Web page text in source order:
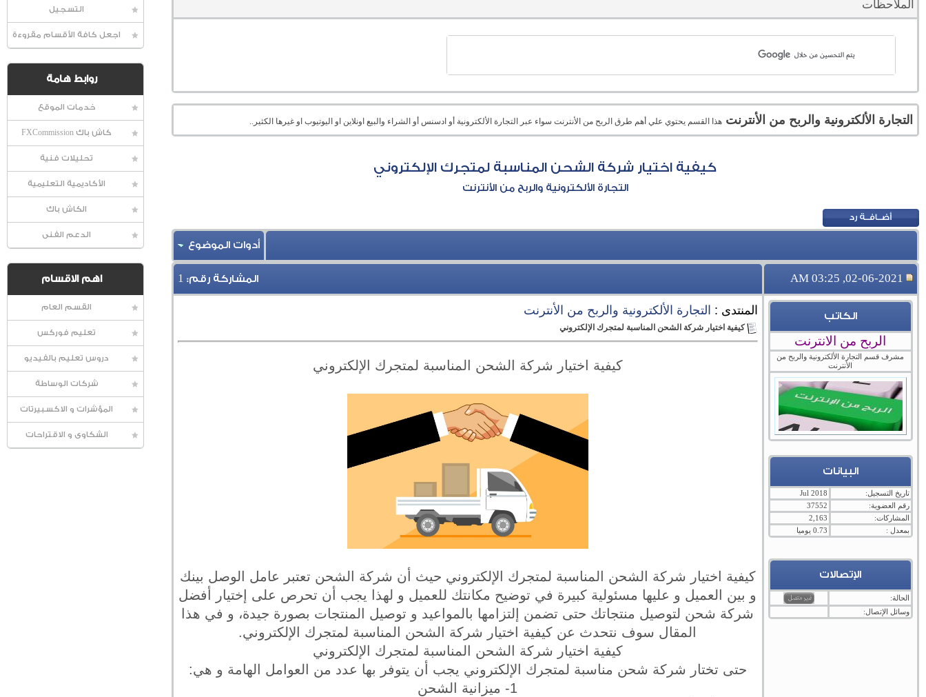
التسجيل
اجعل كافة الأقسام مقروءة
روابط هامة
خدمات الموقع
كاش باك FXCommission
تحليلات فنية
الأكاديمية التعليمية
الكاش باك
الدعم الفنى
اهم الاقسام
القسم العام
تعليم فوركس
دروس تعليم بالفيديو
شركات الوساطة
المؤشرات و الاكسبيرتات
الشكاوى و الاقتراحات
الملاحظات
التجارة الألكترونية والربح من الأنترنت هذا القسم يحتوي علي أهم طرق الربح من الأنترنت سواء عبر التجارة الألكترونية أو ادسنس أو الشراء والبيع اونلاين او اليوتيوب او غيرها الكثير..
كيفية اختيار شركة الشحن المناسبة لمتجرك الإلكتروني
التجارة الألكترونية والربح من الأنترنت
أدوات الموضوع
02-06-2021, 03:25 AM المشاركة رقم: 1
الكاتب
الربح من الانترنت
مشرف قسم التجارة الألكترونية والربح من
الأنترنت
البيانات
تاريخ التسجيل:
Jul 2018
رقم العضوية:
37552
المشاركات:
2,163
بمعدل :
0.73 يوميا
الإتصالات
الحالة:
وسائل الإتصال:
المنتدى : التجارة الألكترونية والربح من الأنترنت
كيفية اختيار شركة الشحن المناسبة لمتجرك الإلكتروني
كيفية اختيار شركة الشحن المناسبة لمتجرك الإلكتروني
كيفية اختيار شركة الشحن المناسبة لمتجرك الإلكتروني حيث أن شركة الشحن تعتبر عامل الوصل بينك
و بين العميل و عليها مسئولية كبيرة في توضيح مكانتك للعميل و لهذا يجب أن تحرص على إختيار أفضل
شركة شحن لتوصيل منتجاتك حتى تضمن إلتزامها بالمواعيد و توصيل المنتجات بصورة جيدة، و في هذا
المقال سوف نتحدث عن كيفية اختيار شركة الشحن المناسبة لمتجرك الإلكتروني.
كيفية اختيار شركة الشحن المناسبة لمتجرك الإلكتروني
حتى تختار شركة شحن مناسبة لمتجرك الإلكتروني يجب أن يتوفر بها عدد من العوامل الهامة و هي:
1- ميزانية الشحن